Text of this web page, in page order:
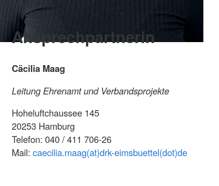
Ansprechpartnerin
Cäcilia Maag
Leitung Ehrenamt und Verbandsprojekte
Hoheluftchaussee 145
20253 Hamburg
Telefon: 040 / 411 706-26
Mail: caecilia.maag(at)drk-eimsbuettel(dot)de